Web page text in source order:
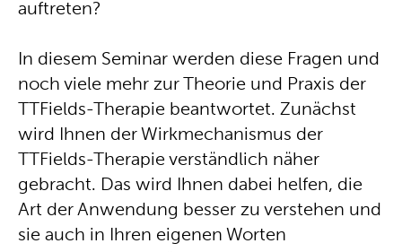
auftreten?
In diesem Seminar werden diese Fragen und
noch viele mehr zur Theorie und Praxis der
TTFields-Therapie beantwortet. Zunächst
wird Ihnen der Wirkmechanismus der
TTFields-Therapie verständlich näher
gebracht. Das wird Ihnen dabei helfen, die
Art der Anwendung besser zu verstehen und
sie auch in Ihren eigenen Worten